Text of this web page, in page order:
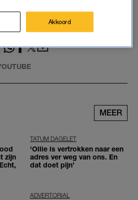
bank) is afkomstig van
MEER
zijn
TATUM DAGELET
'Ollie is vertrokken naar een
adres ver weg van ons. En
dat doet pijn’
ADVERTORIAL
Akkoord